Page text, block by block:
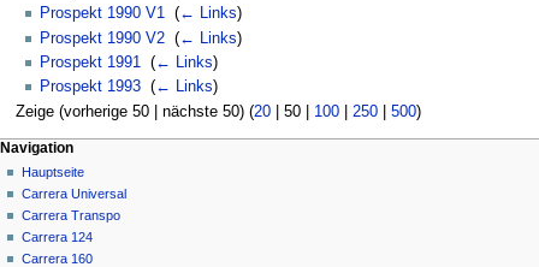
Prospekt 1990 V1 (← Links)
Prospekt 1990 V2 (← Links)
Prospekt 1991 (← Links)
Prospekt 1993 (← Links)
Zeige (vorherige 50| nächste 50) (20| 50| 100| 250| 500)
Navigationsmenü
Seitenaktionen
Seite
Diskussion
Lesen
Quelltext
anzeigen
Meine Werkzeuge
Anmelden
Navigation
Hauptseite
Carrera Universal
Carrera Transpo
Carrera 124
Carrera 160